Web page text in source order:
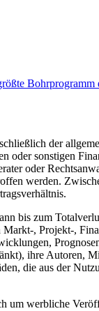
der
sonstigen
oder
werden.
bis zum
, Projekt-,
ihre Autoren,
die aus der
um werbliche